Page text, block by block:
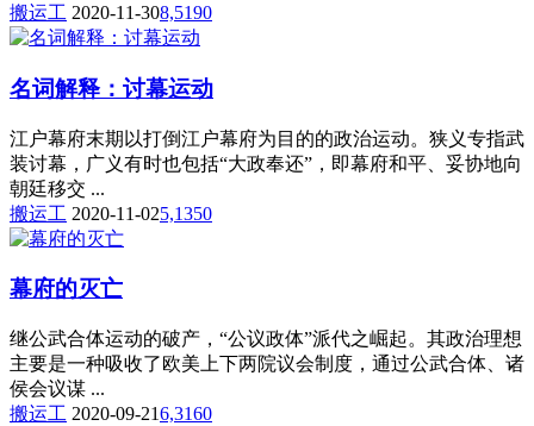
搬运工 2020-11-308,5190
名词解释：讨幕运动
江户幕府末期以打倒江户幕府为目的的政治运动。狭义专指武
装讨幕，广义有时也包括“大政奉还”，即幕府和平、妥协地向
朝廷移交 ...
搬运工 2020-11-025,1350
幕府的灭亡
继公武合体运动的破产，“公议政体”派代之崛起。其政治理想
主要是一种吸收了欧美上下两院议会制度，通过公武合体、诸
侯会议谋 ...
搬运工 2020-09-216,3160